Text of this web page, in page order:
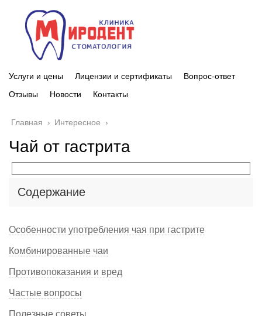
Услуги и цены Лицензии и сертификаты
Вопрос-ответ
Отзывы
Новости Контакты
Главная › Интересное ›
Чай от гастрита
Содержание
Особенности употребления чая при гастрите
Комбинированные чаи
Противопоказания и вред
Частые вопросы
Полезные советы